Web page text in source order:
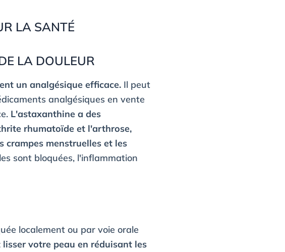
LA SANTÉ
LA DOULEUR
un analgésique efficace. Il peut
analgésiques en vente
L'astaxanthine a des
rhumatoïde et l'arthrose,
crampes menstruelles et les
sont bloquées, l'inflammation
localement ou par voie orale
votre peau en réduisant les